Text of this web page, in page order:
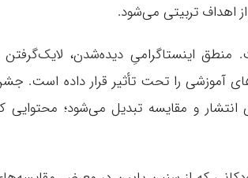
اهداف تربیتی می‌شود.
اینستاگرامیِ دیده‌شدن، لایک‌گرفتن
آموزشی را تحت تأثیر قرار داده است.
انتشار و مقایسه تبدیل می‌شود؛ محتوایی